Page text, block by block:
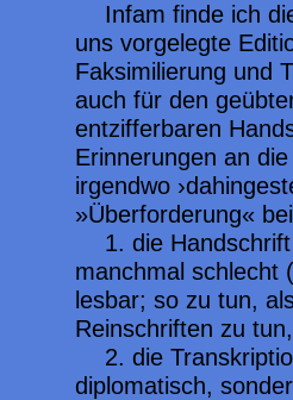
Infam finde ich
uns vorgelegte
Faksimilierung und
auch für den
entzifferbaren
Erinnerungen an
irgendwo
»Überforderung«
1. die
manchmal schlecht
lesbar; so zu tun,
Reinschriften zu
2. die
diplomatisch,